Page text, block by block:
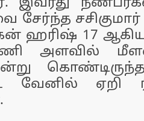
இவரது
சேர்ந்த
ஹரிஷ் 17
அளவில்
வேனில் ஏறி